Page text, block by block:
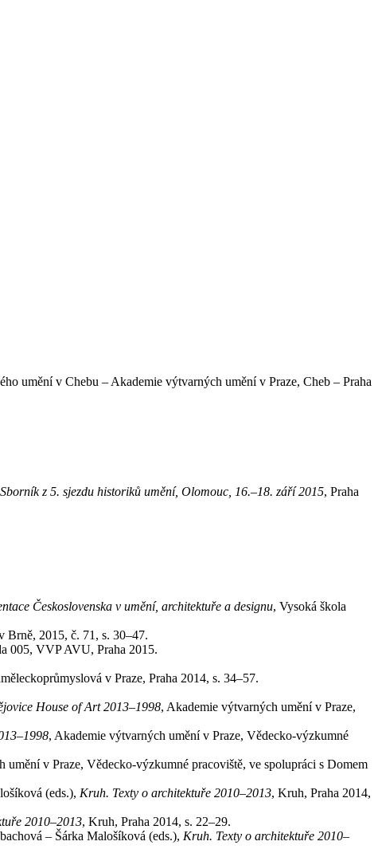
umění v Chebu – Akademie výtvarných umění v Praze, Cheb – Praha
z 5. sjezdu historiků umění, Olomouc, 16.–18. září 2015, Praha
Československa v umění, architektuře a designu, Vysoká škola
Brně, 2015, č. 71, s. 30–47.
005, VVP AVU, Praha 2015.
v Praze, Praha 2014, s. 34–57.
House of Art 2013–1998, Akademie výtvarných umění v Praze,
, Akademie výtvarných umění v Praze, Vědecko-výzkumné
umění v Praze, Vědecko-výzkumné pracoviště, ve spolupráci s Domem
(eds.), Kruh. Texty o architektuře 2010–2013, Kruh, Praha 2014,
2010–2013, Kruh, Praha 2014, s. 22–29.
– Šárka Malošíková (eds.), Kruh. Texty o architektuře 2010–